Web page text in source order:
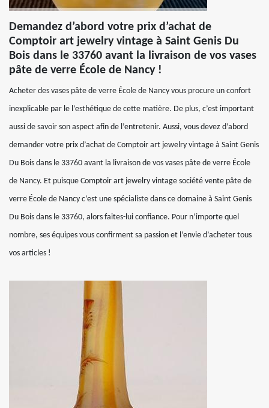
Demandez d’abord votre prix d’achat de
Comptoir art jewelry vintage à Saint Genis Du
Bois dans le 33760 avant la livraison de vos vases
pâte de verre École de Nancy !
Acheter des vases pâte de verre École de Nancy vous procure un confort
inexplicable par le l’esthétique de cette matière. De plus, c’est important
aussi de savoir son aspect afin de l’entretenir. Aussi, vous devez d’abord
demander votre prix d’achat de Comptoir art jewelry vintage à Saint Genis
Du Bois dans le 33760 avant la livraison de vos vases pâte de verre École
de Nancy. Et puisque Comptoir art jewelry vintage société vente pâte de
verre École de Nancy c’est une spécialiste dans ce domaine à Saint Genis
Du Bois dans le 33760, alors faites-lui confiance. Pour n’importe quel
nombre, ses équipes vous confirment sa passion et l’envie d’acheter tous
vos articles !